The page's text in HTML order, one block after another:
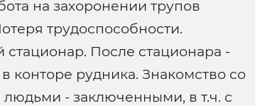
на захоронении трупов
трудоспособности.
После стационара -
конторе рудника. Знакомство со
- заключенными, в т.ч. с